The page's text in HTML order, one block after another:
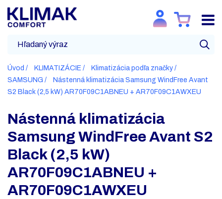
Úvod KLIMATIZÁCIE
Klimatizácia podľa značky
SAMSUNG
Nástenná klimatizácia Samsung WindFree Avant
S2 Black (2,5 kW) AR70F09C1ABNEU + AR70F09C1AWXEU
Nástenná klimatizácia
Samsung WindFree Avant S2
Black (2,5 kW)
AR70F09C1ABNEU +
AR70F09C1AWXEU